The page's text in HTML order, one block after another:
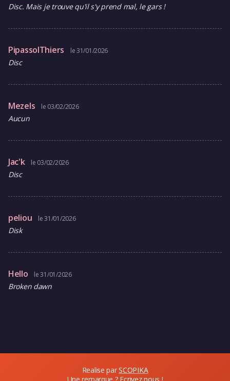
Disc. Mais je trouve qu'il s'y prend mal, le gars !
PipassolThiers le 31/01/2026
Disc
Mezels le 03/02/2026
Aucun
Jac'k le 03/02/2026
Disc
peliou le 31/01/2026
Disk
Hello le 31/01/2026
Broken dawn
Realise parSCOPIKA